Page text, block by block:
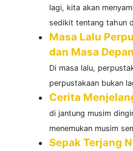
lagi, kita akan
sedikit tentang tahun
Masa Lalu
dan Masa
Di masa lalu,
perpustakaan bukan
Cerita
di jantung musim
menemukan musim
Sepak Terjang